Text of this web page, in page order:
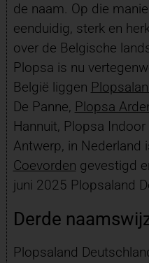
de naam. Op die
eenduidig, sterk en
over de Belgische
Plopsa is nu
België liggen
De Panne, Plopsa
Hannuit, Plopsa
Antwerp, in Nederland
Coevorden gevestigd
juni 2025 Plopsaland
Derde
Plopsaland